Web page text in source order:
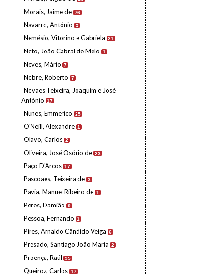
Morais, Jaime de 76
Navarro, António 3
Nemésio, Vitorino e Gabriela 21
Neto, João Cabral de Melo 1
Neves, Mário 7
Nobre, Roberto 7
Novaes Teixeira, Joaquim e José
António
17
Nunes, Emmerico 25
O'Neill, Alexandre 1
Olavo, Carlos 2
Oliveira, José Osório de 23
Paço D'Arcos 17
Pascoaes, Teixeira de 3
Pavia, Manuel Ribeiro de 1
Peres, Damião 9
Pessoa, Fernando 1
Pires, Arnaldo Cândido Veiga 6
Presado, Santiago João Maria 2
Proença, Raúl 95
Queiroz, Carlos 17